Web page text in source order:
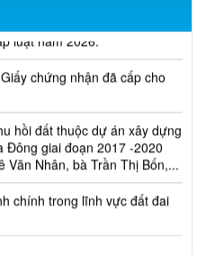
luật năm 2026.
chứng nhận đã cấp cho
hồi đất thuộc dự án xây dựng
Đông giai đoạn 2017 -2020
Nhân, bà Trần Thị Bốn,...
chính trong lĩnh vực đất đai